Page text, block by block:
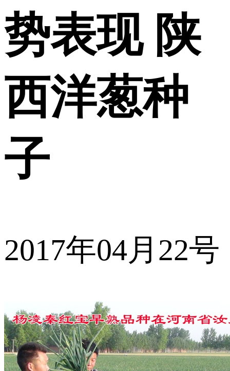
势表现 陕
西洋葱种
子
2017年04月22号